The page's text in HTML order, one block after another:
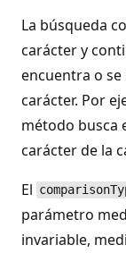
La búsqueda
carácter y
encuentra o
carácter. Por
método busca
carácter de la
El
parámetro
invariable,